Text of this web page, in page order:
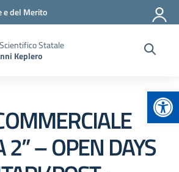
e del Merito
Statale
Keplero
– OPEN DAYS